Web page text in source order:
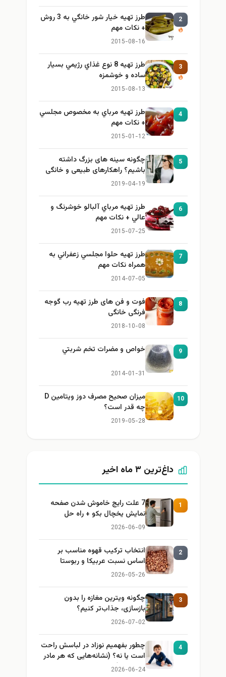
2
طرز تهيه خیار شور خانگي به 3 روش
+ نكات مهم
2015-08-16
3
طرز تهيه 8 نوع غذاي رژيمي بسيار
ساده و خوشمزه
2015-08-13
4
طرز تهيه مرباي به مخصوص مجلسي
+ نكات مهم
2015-01-12
5
چگونه سینه های بزرگ داشته
باشیم؟ راهکارهای طبیعی و خانگی
برای بزرگ کردن سینه
2019-04-19
6
طرز تهيه مرباي آلبالو خوشرنگ و
عالي + نكات مهم
2015-07-25
7
طرز تهيه حلوا مجلسي زعفراني به
همراه نكات مهم
2014-07-05
8
فوت و فن های طرز تهیه رب گوجه
فرنگی خانگی
2018-10-08
9 خواص و مضرات تخم شربتي
2014-01-31
10
میزان صحیح مصرف دوز ویتامین D
چه قدر است؟
2019-05-28
داغ‌ترین ۳ ماه اخیر
1
7 علت رایج خاموش شدن صفحه
نمایش یخچال بکو + راه حل
2026-06-09
2
انتخاب ترکیب قهوه مناسب بر
اساس نسبت عربیکا و ربوستا
2026-05-26
3
چگونه ویترین مغازه را بدون
بازسازی، جذاب‌تر کنیم؟
2026-07-02
4
چطور بفهمیم نوزاد در لباسش راحت
است یا نه؟ (نشانه‌هایی که هر مادر
باید بداند)
2026-06-24